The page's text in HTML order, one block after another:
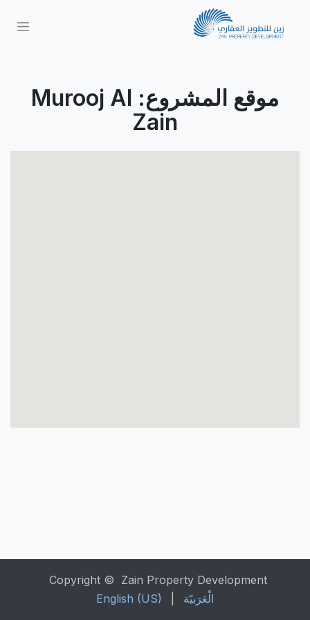
موقع المشروع: Murooj Al
Zain
Copyright © Zain Property Development
الْعَرَبيّة
English (US)